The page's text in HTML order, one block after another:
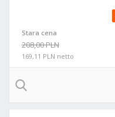
Stara cena
208,00 PLN
169,11 PLN netto